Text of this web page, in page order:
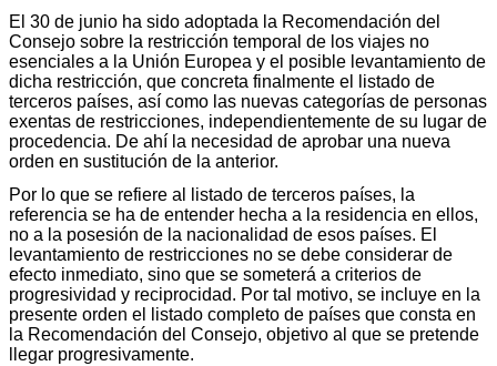
El 30 de junio ha sido adoptada la Recomendación del
Consejo sobre la restricción temporal de los viajes no
esenciales a la Unión Europea y el posible levantamiento de
dicha restricción, que concreta finalmente el listado de
terceros países, así como las nuevas categorías de personas
exentas de restricciones, independientemente de su lugar de
procedencia. De ahí la necesidad de aprobar una nueva
orden en sustitución de la anterior.
Por lo que se refiere al listado de terceros países, la
referencia se ha de entender hecha a la residencia en ellos,
no a la posesión de la nacionalidad de esos países. El
levantamiento de restricciones no se debe considerar de
efecto inmediato, sino que se someterá a criterios de
progresividad y reciprocidad. Por tal motivo, se incluye en la
presente orden el listado completo de países que consta en
la Recomendación del Consejo, objetivo al que se pretende
llegar progresivamente.